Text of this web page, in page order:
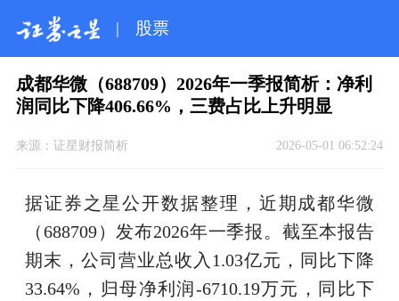
| 股票
成都华微（688709）2026年一季报简析：净利
润同比下降406.66%，三费占比上升明显
来源： 证星财报简析 2026-05-01 06:52:24
据证券之星公开数据整理，近期成都华微
（688709）发布2026年一季报。截至本报告
期末，公司营业总收入1.03亿元，同比下降
33.64%，归母净利润-6710.19万元，同比下